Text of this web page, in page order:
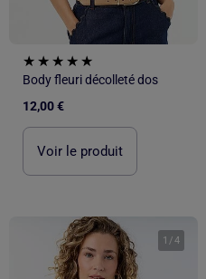
Body fleuri décolleté dos
12,00 €
Voir le produit
1 /4